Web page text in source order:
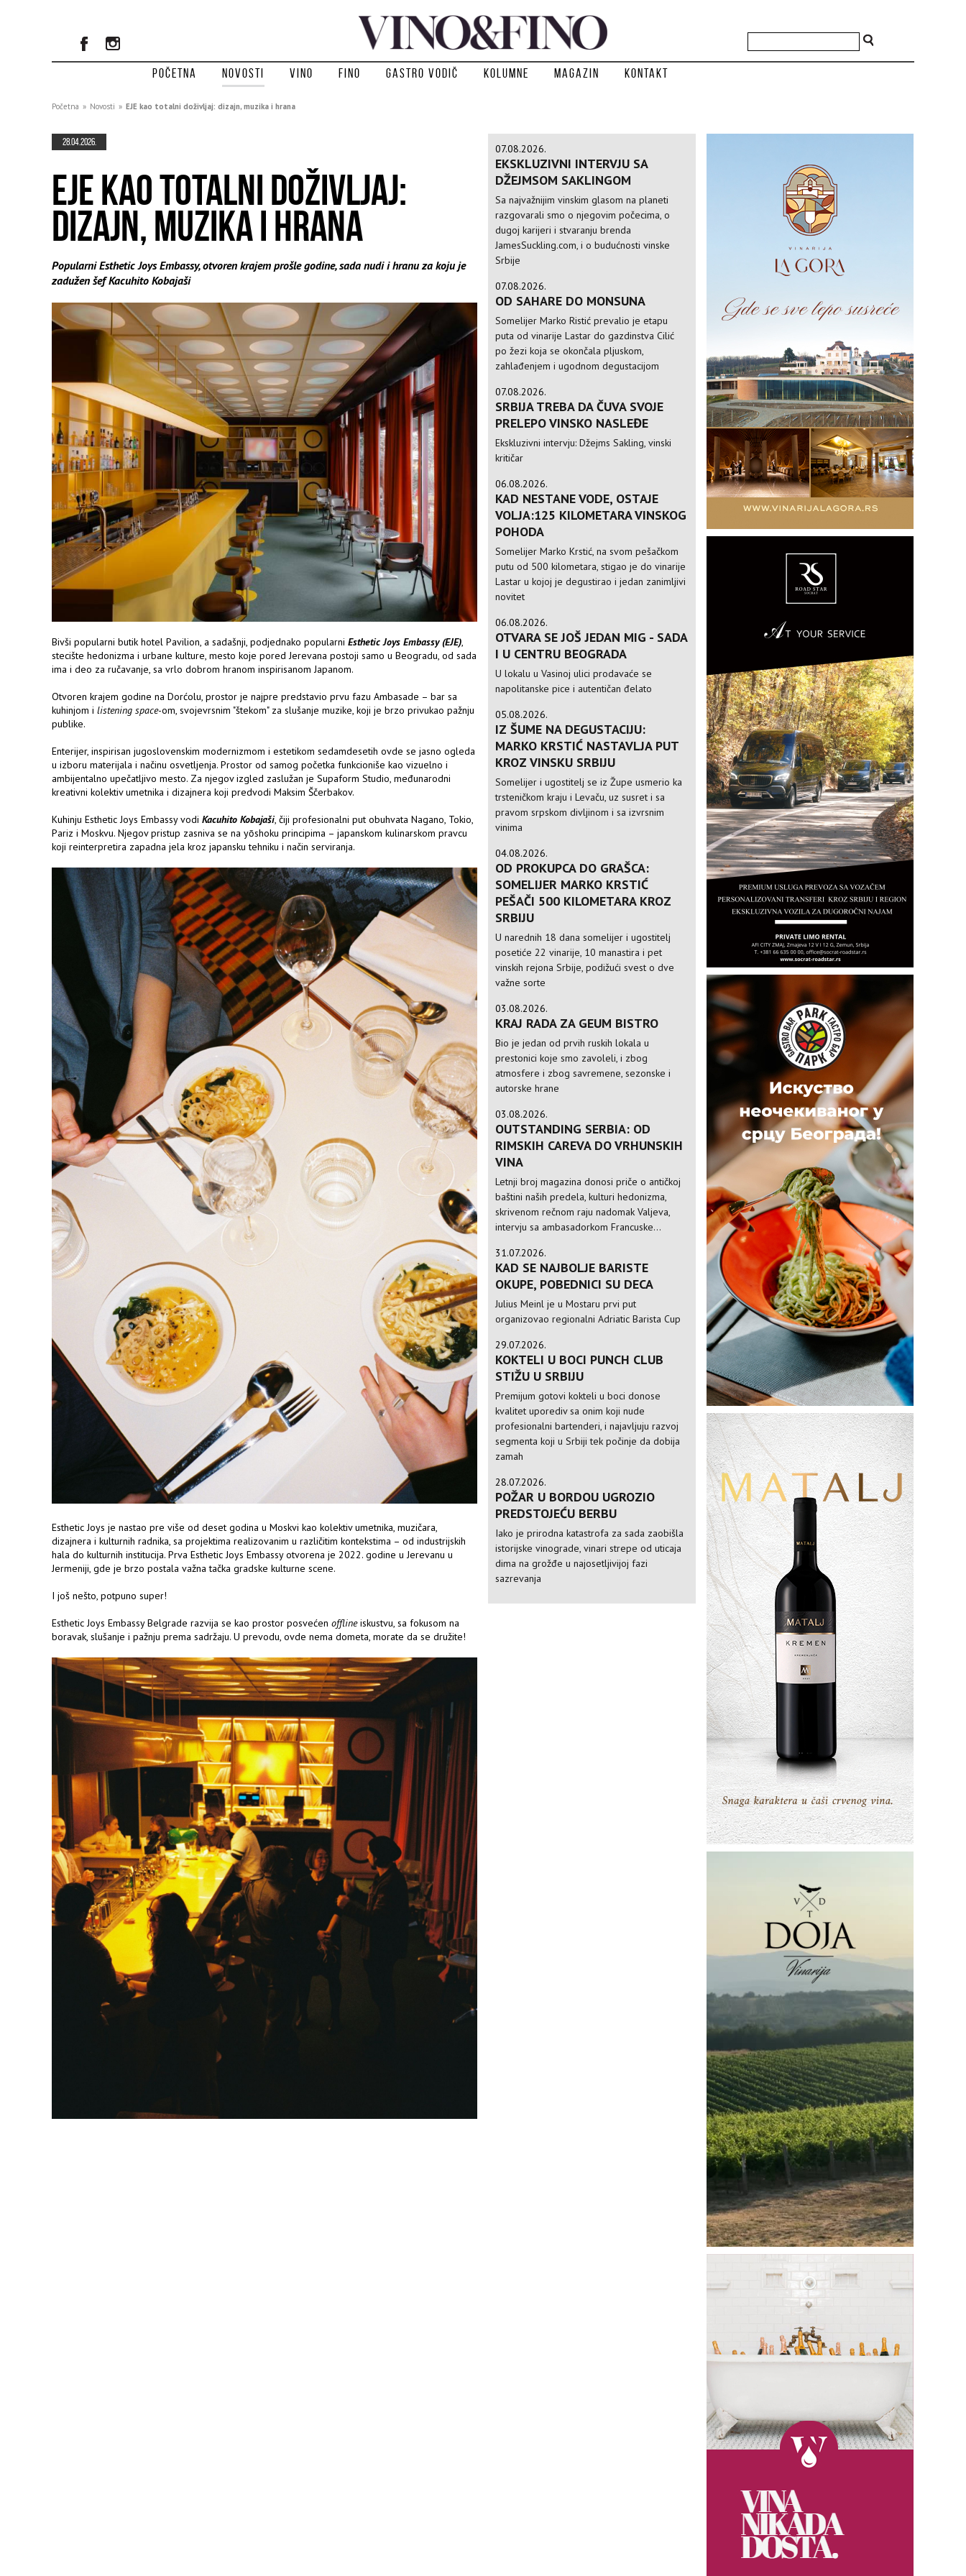
Početna Novosti Vino Fino Gastro vodič Kolumne Magazin Kontakt
Početna » Novosti » EJE kao totalni doživljaj: dizajn, muzika i hrana
28.04.2026.
EJE KAO TOTALNI DOŽIVLJAJ:
DIZAJN, MUZIKA I HRANA
Popularni Esthetic Joys Embassy, otvoren krajem prošle godine, sada nudi i hranu za koju je
zadužen šef Kacuhito Kobajaši
Bivši popularni butik hotel Pavilion, a sadašnji, podjednako popularni Esthetic Joys Embassy (EJE),
stecište hedonizma i urbane kulture, mesto koje pored Jerevana postoji samo u Beogradu, od sada
ima i deo za ručavanje, sa vrlo dobrom hranom inspirisanom Japanom.
Otvoren krajem godine na Dorćolu, prostor je najpre predstavio prvu fazu Ambasade – bar sa
kuhinjom i listening space-om, svojevrsnim "štekom" za slušanje muzike, koji je brzo privukao pažnju
publike.
Enterijer, inspirisan jugoslovenskim modernizmom i estetikom sedamdesetih ovde se jasno ogleda
u izboru materijala i načinu osvetljenja. Prostor od samog početka funkcioniše kao vizuelno i
ambijentalno upečatljivo mesto. Za njegov izgled zaslužan je Supaform Studio, međunarodni
kreativni kolektiv umetnika i dizajnera koji predvodi Maksim Ščerbakov.
Kuhinju Esthetic Joys Embassy vodi Kacuhito Kobajaši, čiji profesionalni put obuhvata Nagano, Tokio,
Pariz i Moskvu. Njegov pristup zasniva se na yōshoku principima – japanskom kulinarskom pravcu
koji reinterpretira zapadna jela kroz japansku tehniku i način serviranja.
Esthetic Joys je nastao pre više od deset godina u Moskvi kao kolektiv umetnika, muzičara,
dizajnera i kulturnih radnika, sa projektima realizovanim u različitim kontekstima – od industrijskih
hala do kulturnih institucija. Prva Esthetic Joys Embassy otvorena je 2022. godine u Jerevanu u
Jermeniji, gde je brzo postala važna tačka gradske kulturne scene.
I još nešto, potpuno super!
Esthetic Joys Embassy Belgrade razvija se kao prostor posvećen offlineiskustvu, sa fokusom na
boravak, slušanje i pažnju prema sadržaju. U prevodu, ovde nema dometa, morate da se družite!
07.08.2026.
EKSKLUZIVNI INTERVJU SA
DŽEJMSOM SAKLINGOM
Sa najvažnijim vinskim glasom na planeti
razgovarali smo o njegovim počecima, o
dugoj karijeri i stvaranju brenda
JamesSuckling.com, i o budućnosti vinske
Srbije
07.08.2026.
OD SAHARE DO MONSUNA
Somelijer Marko Ristić prevalio je etapu
puta od vinarije Lastar do gazdinstva Cilić
po žezi koja se okončala pljuskom,
zahlađenjem i ugodnom degustacijom
07.08.2026.
SRBIJA TREBA DA ČUVA SVOJE
PRELEPO VINSKO NASLEĐE
Ekskluzivni intervju: Džejms Sakling, vinski
kritičar
06.08.2026.
KAD NESTANE VODE, OSTAJE
VOLJA:125 KILOMETARA VINSKOG
POHODA
Somelijer Marko Krstić, na svom pešačkom
putu od 500 kilometara, stigao je do vinarije
Lastar u kojoj je degustirao i jedan zanimljivi
novitet
06.08.2026.
OTVARA SE JOŠ JEDAN MIG - SADA
I U CENTRU BEOGRADA
U lokalu u Vasinoj ulici prodavaće se
napolitanske pice i autentičan đelato
05.08.2026.
IZ ŠUME NA DEGUSTACIJU:
MARKO KRSTIĆ NASTAVLJA PUT
KROZ VINSKU SRBIJU
Somelijer i ugostitelj se iz Župe usmerio ka
trsteničkom kraju i Levaču, uz susret i sa
pravom srpskom divljinom i sa izvrsnim
vinima
04.08.2026.
OD PROKUPCA DO GRAŠCA:
SOMELIJER MARKO KRSTIĆ
PEŠAČI 500 KILOMETARA KROZ
SRBIJU
U narednih 18 dana somelijer i ugostitelj
posetiće 22 vinarije, 10 manastira i pet
vinskih rejona Srbije, podižući svest o dve
važne sorte
03.08.2026.
KRAJ RADA ZA GEUM BISTRO
Bio je jedan od prvih ruskih lokala u
prestonici koje smo zavoleli, i zbog
atmosfere i zbog savremene, sezonske i
autorske hrane
03.08.2026.
OUTSTANDING SERBIA: OD
RIMSKIH CAREVA DO VRHUNSKIH
VINA
Letnji broj magazina donosi priče o antičkoj
baštini naših predela, kulturi hedonizma,
skrivenom rečnom raju nadomak Valjeva,
intervju sa ambasadorkom Francuske...
31.07.2026.
KAD SE NAJBOLJE BARISTE
OKUPE, POBEDNICI SU DECA
Julius Meinl je u Mostaru prvi put
organizovao regionalni Adriatic Barista Cup
29.07.2026.
KOKTELI U BOCI PUNCH CLUB
STIŽU U SRBIJU
Premijum gotovi kokteli u boci donose
kvalitet uporediv sa onim koji nude
profesionalni bartenderi, i najavljuju razvoj
segmenta koji u Srbiji tek počinje da dobija
zamah
28.07.2026.
POŽAR U BORDOU UGROZIO
PREDSTOJEĆU BERBU
Iako je prirodna katastrofa za sada zaobišla
istorijske vinograde, vinari strepe od uticaja
dima na grožđe u najosetljivijoj fazi
sazrevanja